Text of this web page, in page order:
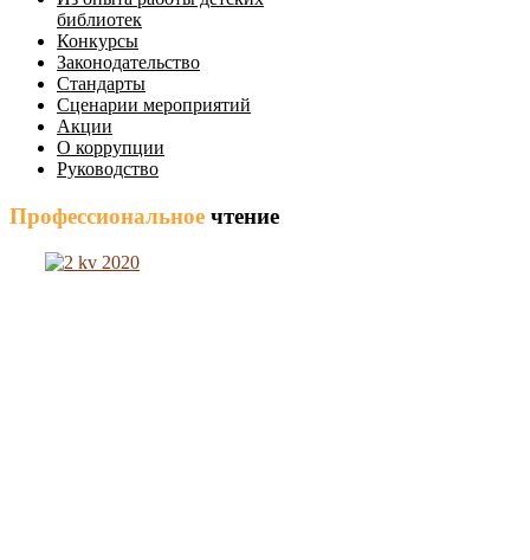
библиотек
Конкурсы
Законодательство
Стандарты
Сценарии мероприятий
Акции
О коррупции
Руководство
Профессиональное чтение